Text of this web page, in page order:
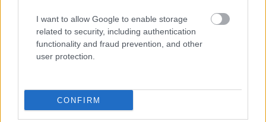
I want to allow Google to enable storage
related to security, including authentication
functionality and fraud prevention, and other
user protection.
CONFIRM
a legfontosabb az lesz számukra, hogy a Honda
motort a normál hőmérsékleten kell majd
tartaniuk.